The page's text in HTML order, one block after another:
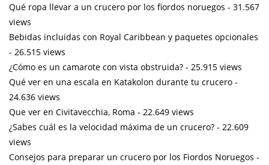
Qué ropa llevar a un crucero por los fiordos noruegos - 31.567
views
Bebidas incluidas con Royal Caribbean y paquetes opcionales
- 26.515 views
¿Cómo es un camarote con vista obstruida? - 25.915 views
Qué ver en una escala en Katakolon durante tu crucero -
24.636 views
Que ver en Civitavecchia, Roma - 22.649 views
¿Sabes cuál es la velocidad máxima de un crucero? - 22.609
views
Consejos para preparar un crucero por los Fiordos Noruegos -